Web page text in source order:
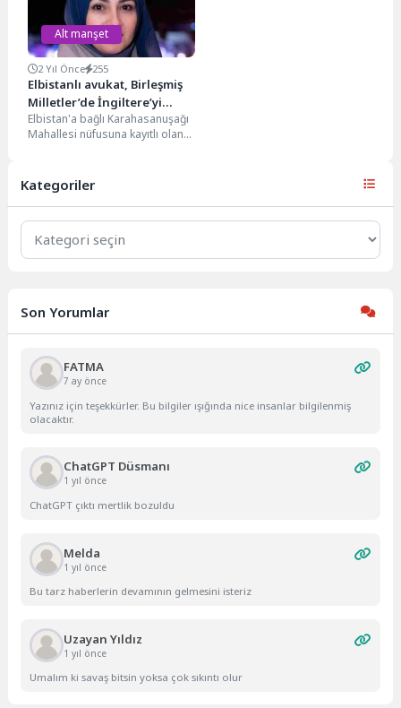
Alt manşet
2 Yıl Önce 255
Elbistanlı avukat, Birleşmiş
Milletler’de İngiltere’yi
temsil edecek
Elbistan'a bağlı Karahasanuşağı
Mahallesi nüfusuna kayıtlı olan
resmi...
Kategoriler
Kategoriler
Son Yorumlar
FATMA
7 ay önce
Yazınız için teşekkürler. Bu bilgiler ışığında nice insanlar bilgilenmiş
olacaktır.
ChatGPT Düsmanı
1 yıl önce
ChatGPT çıktı mertlik bozuldu
Melda
1 yıl önce
Bu tarz haberlerin devamının gelmesini isteriz
Uzayan Yıldız
1 yıl önce
Umalım ki savaş bitsin yoksa çok sıkıntı olur